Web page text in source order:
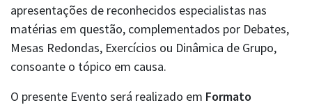
apresentações de reconhecidos especialistas nas
matérias em questão, complementados por Debates,
Mesas Redondas, Exercícios ou Dinâmica de Grupo,
consoante o tópico em causa.
O presente Evento será realizado em Formato